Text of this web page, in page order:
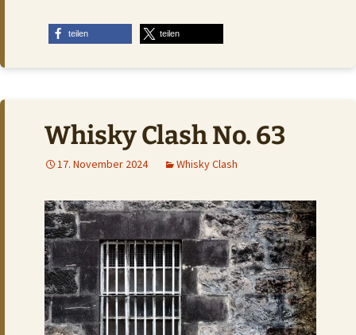
teilen teilen
Whisky Clash No. 63
17. November 2024 Whisky Clash